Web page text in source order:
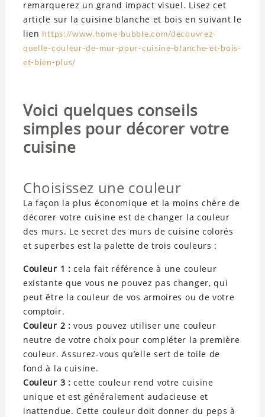
remarquerez un grand impact visuel. Lisez cet
article sur la cuisine blanche et bois en suivant le
lien https://www.home-bubble.com/decouvrez-
quelle-couleur-de-mur-pour-cuisine-blanche-et-bois-
et-bien-plus/
Voici quelques conseils
simples pour décorer votre
cuisine
Choisissez une couleur
La façon la plus économique et la moins chère de
décorer votre cuisine est de changer la couleur
des murs. Le secret des murs de cuisine colorés
et superbes est la palette de trois couleurs :
Couleur 1 : cela fait référence à une couleur
existante que vous ne pouvez pas changer, qui
peut être la couleur de vos armoires ou de votre
comptoir.
Couleur 2 : vous pouvez utiliser une couleur
neutre de votre choix pour compléter la première
couleur. Assurez-vous qu’elle sert de toile de
fond à la cuisine.
Couleur 3 :cette couleur rend votre cuisine
unique et est généralement audacieuse et
inattendue. Cette couleur doit donner du peps à